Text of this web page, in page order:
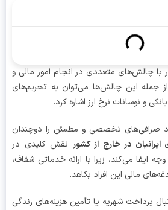
متعددی در انجام امور مالی و
این چالش‌ها می‌توان به تحریم‌های
نرخ ارز اشاره کرد.
تخصصی و مطمئن را دوچندان
در خارج از کشور نقش کلیدی در
می‌کند، زیرا با ارائه خدماتی شفاف،
این افراد بکاهد.
شهریه یا تأمین هزینه‌های زندگی